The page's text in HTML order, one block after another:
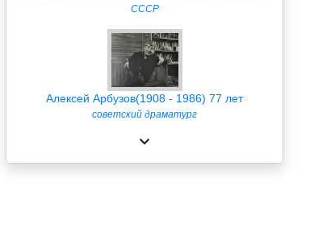
СССР
Алексей Арбузов(1908 - 1986) 77 лет
советский драматург